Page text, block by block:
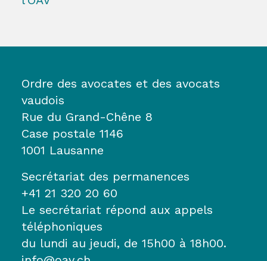
Ordre des avocates et des avocats
vaudois
Rue du Grand-Chêne 8
Case postale 1146
1001 Lausanne
Secrétariat des permanences
+41 21 320 20 60
Le secrétariat répond aux appels
téléphoniques
du lundi au jeudi, de 15h00 à 18h00.